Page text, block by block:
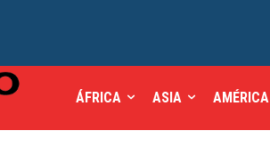
ÁFRICA ASIA AMÉRICA